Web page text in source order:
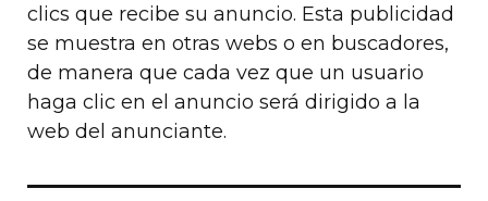
clics que recibe su anuncio. Esta publicidad
se muestra en otras webs o en buscadores,
de manera que cada vez que un usuario
haga clic en el anuncio será dirigido a la
web del anunciante.